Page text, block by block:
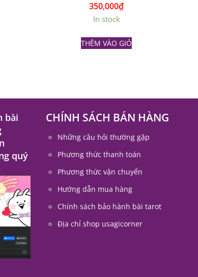
350,000₫
In stock
THÊM VÀO GIỎ
bài
quý
CHÍNH SÁCH BÁN HÀNG
Những câu hỏi thường gặp
Phương thức thanh toán
Phương thức vận chuyển
Hướng dẫn mua hàng
Chính sách bảo hành bài tarot
Địa chỉ shop usagicorner